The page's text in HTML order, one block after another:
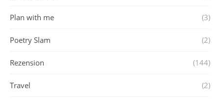
Plan with me (3)
Poetry Slam (2)
Rezension (144)
Travel (2)